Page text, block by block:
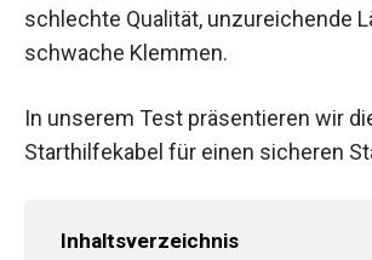
schlechte Qualität, unzureichende
schwache Klemmen.
In unserem Test präsentieren wir
Starthilfekabel für einen sicheren
Inhaltsverzeichnis